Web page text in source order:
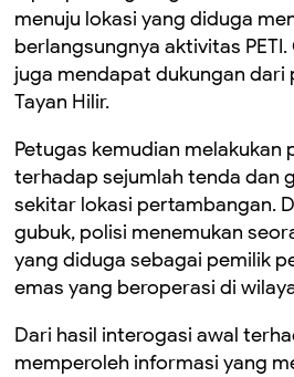
menuju lokasi yang diduga
berlangsungnya aktivitas
juga mendapat dukungan dari
Tayan Hilir.
Petugas kemudian melakukan
terhadap sejumlah tenda dan
sekitar lokasi pertambangan.
gubuk, polisi menemukan
yang diduga sebagai pemilik
emas yang beroperasi di
Dari hasil interogasi awal
memperoleh informasi yang